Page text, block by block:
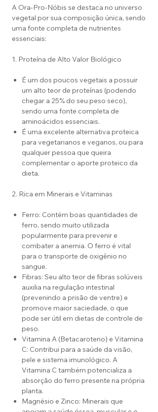
A Ora-Pro-Nóbis se destaca no universo
vegetal por sua composição única, sendo
uma fonte completa de nutrientes
essenciais:
1. Proteína de Alto Valor Biológico
É um dos poucos vegetais a possuir
um alto teor de proteínas (podendo
chegar a 25% do seu peso seco),
sendo uma fonte completa de
aminoácidos essenciais.
É uma excelente alternativa proteica
para vegetarianos e veganos, ou para
qualquer pessoa que queira
complementar o aporte proteico da
dieta.
2. Rica em Minerais e Vitaminas
Ferro: Contém boas quantidades de
ferro, sendo muito utilizada
popularmente para prevenir e
combater a anemia. O ferro é vital
para o transporte de oxigênio no
sangue.
Fibras: Seu alto teor de fibras solúveis
auxilia na regulação intestinal
(prevenindo a prisão de ventre) e
promove maior saciedade, o que
pode ser útil em dietas de controle de
peso.
Vitamina A (Betacaroteno) e Vitamina
C: Contribui para a saúde da visão,
pele e sistema imunológico. A
Vitamina C também potencializa a
absorção do ferro presente na própria
planta.
Magnésio e Zinco: Minerais que